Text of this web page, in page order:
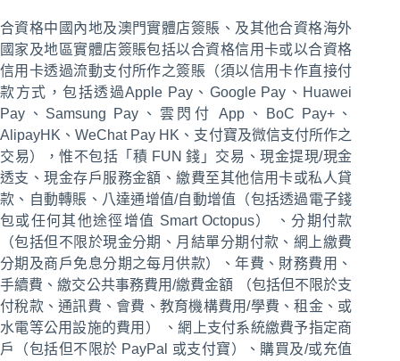
合資格中國內地及澳門實體店簽賬、及其他合資格海外
國家及地區實體店簽賬包括以合資格信用卡或以合資格
信用卡透過流動支付所作之簽賬（須以信用卡作直接付
款方式，包括透過Apple Pay、Google Pay、Huawei
Pay、Samsung Pay、雲閃付 App、BoC Pay+、
AlipayHK、WeChat Pay HK、支付寶及微信支付所作之
交易），惟不包括「積 FUN 錢」交易、現金提現/現金
透支、現金存戶服務金額、繳費至其他信用卡或私人貸
款、自動轉賬、八達通增值/自動增值（包括透過電子錢
包或任何其他途徑增值 Smart Octopus） 、分期付款
（包括但不限於現金分期、月結單分期付款、網上繳費
分期及商戶免息分期之每月供款）、年費、財務費用、
手續費、繳交公共事務費用/繳費金額 （包括但不限於支
付稅款、通訊費、會費、教育機構費用/學費、租金、或
水電等公用設施的費用） 、網上支付系統繳費予指定商
戶（包括但不限於 PayPal 或支付寶）、購買及/或充值